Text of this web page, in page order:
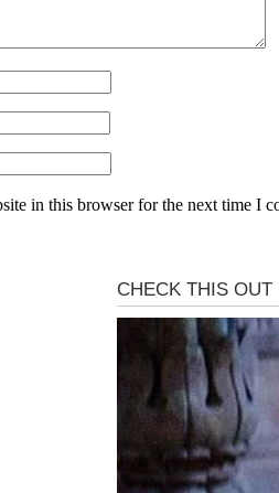
in this browser for the next time I